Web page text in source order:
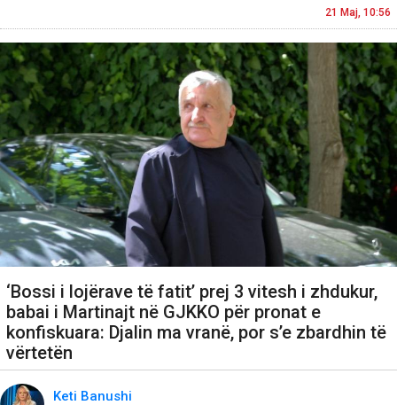
21 Maj, 10:56
‘Bossi i lojërave të fatit’ prej 3 vitesh i zhdukur,
babai i Martinajt në GJKKO për pronat e
konfiskuara: Djalin ma vranë, por s’e zbardhin të
vërtetën
Keti Banushi